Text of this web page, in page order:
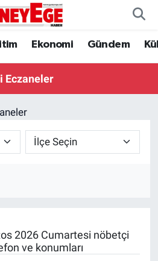
Ekonomi Gündem
Eczaneler
2026 Cumartesi nöbetçi
ve konumları
Haritası
ve Fikstür